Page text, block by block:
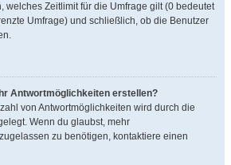
welches Zeitlimit für die Umfrage gilt (0 bedeutet
Umfrage) und schließlich, ob die Benutzer
Antwortmöglichkeiten erstellen?
von Antwortmöglichkeiten wird durch die
Wenn du glaubst, mehr
zu benötigen, kontaktiere einen